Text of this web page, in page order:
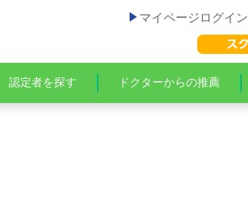
マイページログイン
認定者を探す ドクターからの推薦